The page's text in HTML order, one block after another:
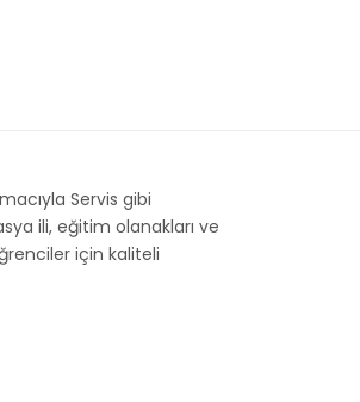
Servis gibi
ili, eğitim olanakları ve
için kaliteli